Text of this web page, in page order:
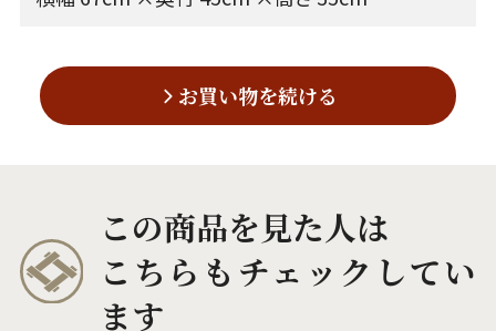
お買い物を続ける
この商品を見た人は
こちらもチェックしてい
ます